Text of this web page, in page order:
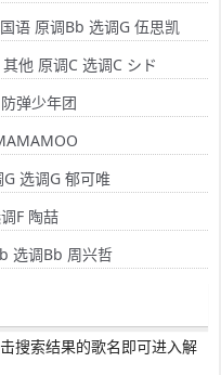
语 原调Bb 选调G 伍思凯
他 原调C 选调C シド
弹少年团
选调G 郁可唯
F 陶喆
选调Bb 周兴哲
搜索结果的歌名即可进入解